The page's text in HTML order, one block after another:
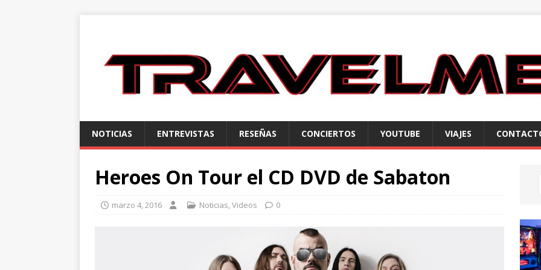
NOTICIAS ENTREVISTAS RESEÑAS CONCIERTOS YOUTUBE VIAJES
Heroes On Tour el CD DVD de Sabaton
marzo 4, 2016 Noticias,Videos 0